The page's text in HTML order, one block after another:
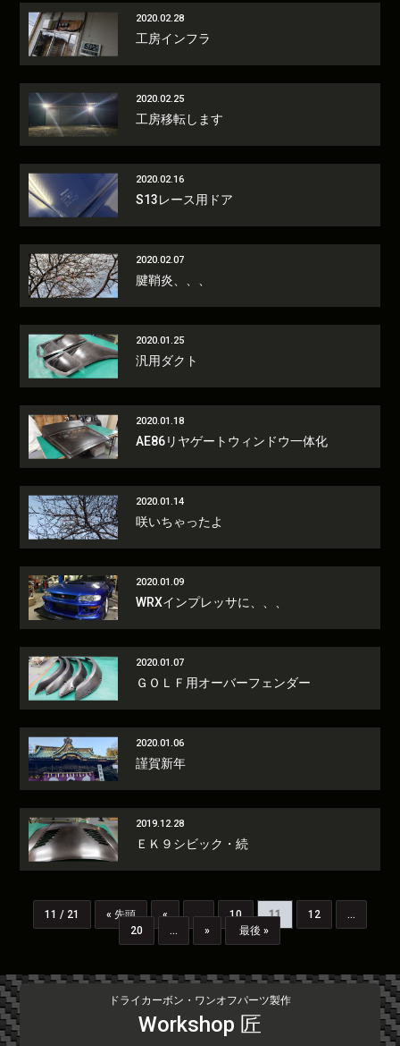
2020.02.28
工房インフラ
2020.02.25
工房移転します
2020.02.16
S13レース用ドア
2020.02.07
腱鞘炎、、、
2020.01.25
汎用ダクト
2020.01.18
AE86リヤゲートウィンドウ一体化
2020.01.14
咲いちゃったよ
2020.01.09
WRXインプレッサに、、、
2020.01.07
ＧＯＬＦ用オーバーフェンダー
2020.01.06
謹賀新年
2019.12.28
ＥＫ９シビック・続
11 / 21 « 先頭 « ... 10 11 12
...
20
... » 最後 »
ドライカーボン・ワンオフパーツ製作
Workshop 匠